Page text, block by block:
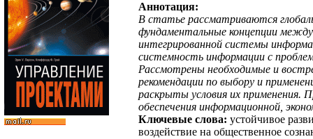
Аннотация:
В статье рассматриваются
фундаментальные концепции
интегрированной системы
системность информации с
Рассмотрены необходимые и
рекомендации по выбору и
раскрыты условия их применения.
обеспечения информационной,
Ключевые слова: устойчивое
воздействие на общественное